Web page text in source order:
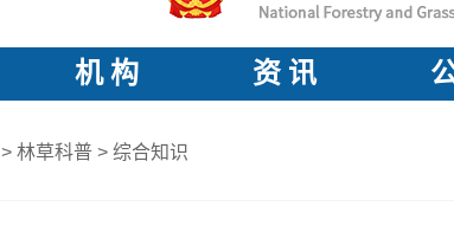
机 构 资 讯
> 林草科普 > 综合知识